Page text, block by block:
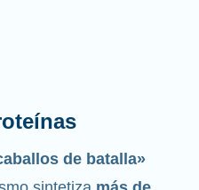
de batalla»